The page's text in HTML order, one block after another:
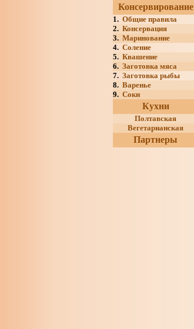
Консервирование
1. Общие правила
2. Консервация
3. Маринование
4. Соление
5. Квашение
6. Заготовка мяса
7. Заготовка рыбы
8. Варенье
9. Соки
Кухни
Полтавская
Вегетарианская
Партнеры